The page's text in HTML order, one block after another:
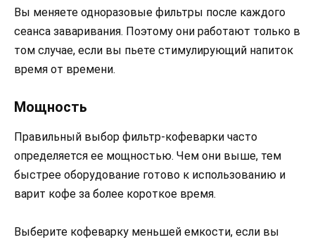
Вы меняете одноразовые фильтры после каждого
сеанса заваривания. Поэтому они работают только в
том случае, если вы пьете стимулирующий напиток
время от времени.
Мощность
Правильный выбор фильтр-кофеварки часто
определяется ее мощностью. Чем они выше, тем
быстрее оборудование готово к использованию и
варит кофе за более короткое время.
Выберите кофеварку меньшей емкости, если вы